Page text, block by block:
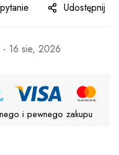
Udostępnij
16 sie, 2026
i pewnego zakupu